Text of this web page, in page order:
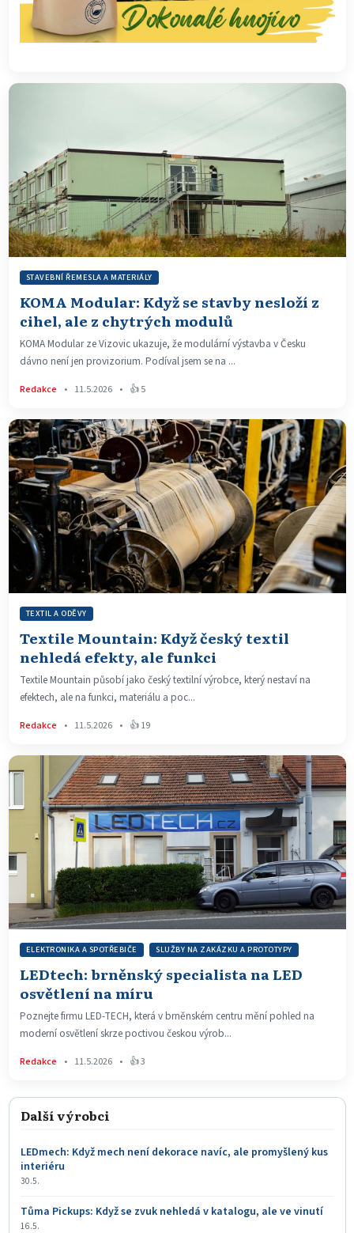
STAVEBNÍ ŘEMESLA A MATERIÁLY
KOMA Modular: Když se stavby nesloží z
cihel, ale z chytrých modulů
KOMA Modular ze Vizovic ukazuje, že modulární výstavba v Česku
dávno není jen provizorium. Podíval jsem se na ...
Redakce • 11.5.2026 • 👍 5
TEXTIL A ODĚVY
Textile Mountain: Když český textil
nehledá efekty, ale funkci
Textile Mountain působí jako český textilní výrobce, který nestaví na
efektech, ale na funkci, materiálu a poc...
Redakce • 11.5.2026 • 👍 19
ELEKTRONIKA A SPOTŘEBIČE SLUŽBY NA ZAKÁZKU A PROTOTYPY
LEDtech: brněnský specialista na LED
osvětlení na míru
Poznejte firmu LED-TECH, která v brněnském centru mění pohled na
moderní osvětlení skrze poctivou českou výrob...
Redakce • 11.5.2026 • 👍 3
Další výrobci
LEDmech: Když mech není dekorace navíc, ale promyšlený kus
interiéru
30.5.
Tůma Pickups: Když se zvuk nehledá v katalogu, ale ve vinutí
16.5.